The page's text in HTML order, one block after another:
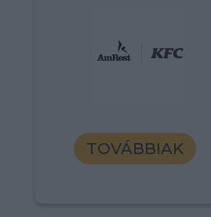
TOVÁBBIAK